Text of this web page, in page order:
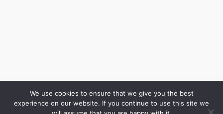
We use cookies to ensure that we give you the best
experience on our website. If you continue to use this site we